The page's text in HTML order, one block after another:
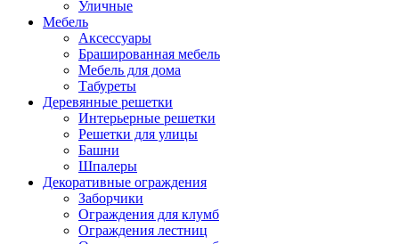
Уличные
Мебель
Аксессуары
Брашированная мебель
Мебель для дома
Табуреты
Деревянные решетки
Интерьерные решетки
Решетки для улицы
Башни
Шпалеры
Декоративные ограждения
Заборчики
Ограждения для клумб
Ограждения лестниц